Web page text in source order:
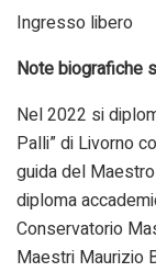
Ingresso libero
Note biografiche
Nel 2022 si
Palli” di Livorno
guida del
diploma
Conservatorio
Maestri Maurizio